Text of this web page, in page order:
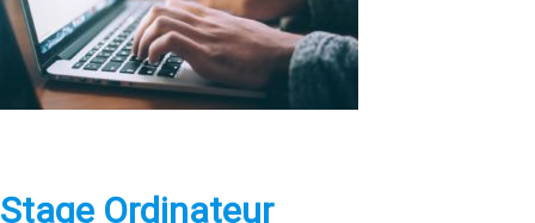
f
pStage Ordinateur